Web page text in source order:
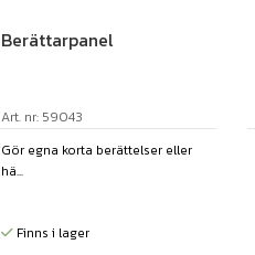
Berättarpanel
Art. nr: 59043
Gör egna korta berättelser eller
hä...
Finns i lager